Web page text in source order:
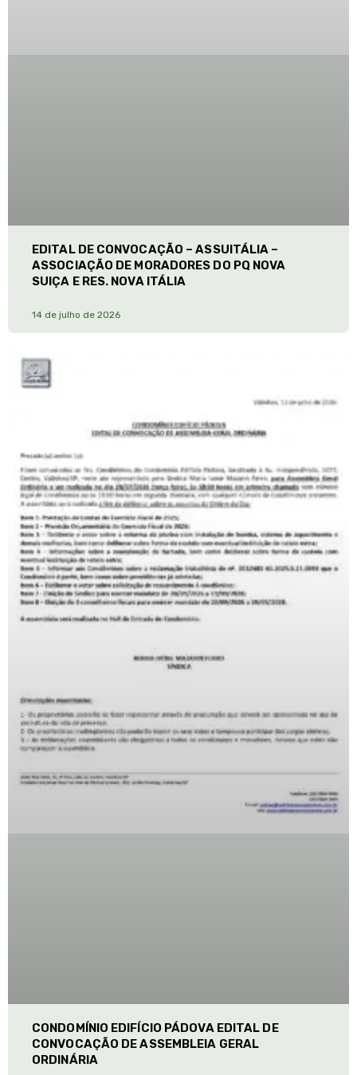
EDITAL DE CONVOCAÇÃO – ASSUITÁLIA –
ASSOCIAÇÃO DE MORADORES DO PQ NOVA
SUIÇA E RES. NOVA ITÁLIA
14 de julho de 2026
CONDOMÍNIO EDIFÍCIO PÁDOVA EDITAL DE
CONVOCAÇÃO DE ASSEMBLEIA GERAL
ORDINÁRIA